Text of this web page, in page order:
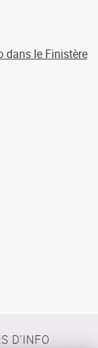
dans le Finistère
D'INFO